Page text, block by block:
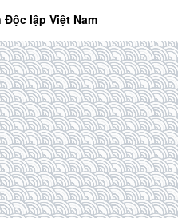
Độc lập Việt Nam